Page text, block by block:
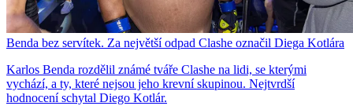
Benda bez servítek. Za největší odpad Clashe označil Diega Kotlára
Karlos Benda rozdělil známé tváře Clashe na lidi, se kterými
vychází, a ty, které nejsou jeho krevní skupinou. Nejtvrdší
hodnocení schytal Diego Kotlár.